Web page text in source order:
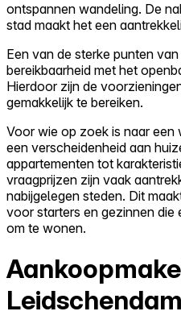
ontspannen wandeling. De
stad maakt het een
Een van de sterke punten
bereikbaarheid met het
Hierdoor zijn de
gemakkelijk te bereiken.
Voor wie op zoek is naar
een verscheidenheid aan
appartementen tot
vraagprijzen zijn vaak
nabijgelegen steden. Dit
voor starters en gezinnen die
om te wonen.
Leidschendam